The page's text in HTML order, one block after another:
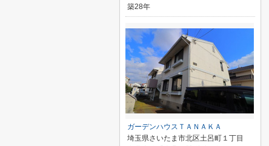
築28年
ガーデンハウスＴＡＮＡＫＡ
埼玉県さいたま市北区土呂町１丁目